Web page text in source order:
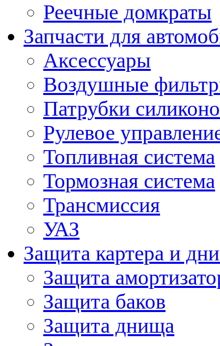
Реечные домкраты
Запчасти для
Аксессуары
Воздушные
Патрубки
Рулевое
Топливная система
Тормозная система
Трансмиссия
УАЗ
Защита картера и
Защита
Защита баков
Защита днища